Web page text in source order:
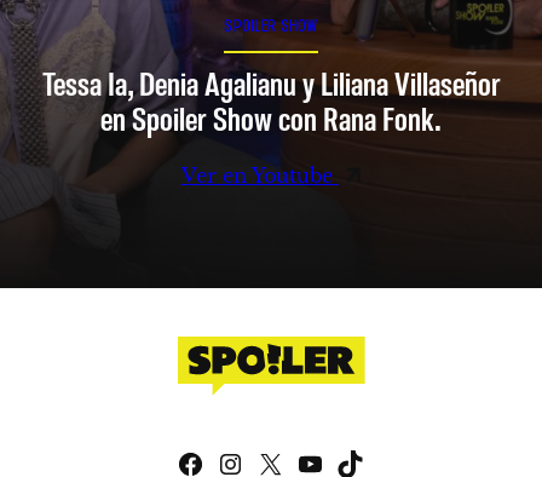
SPOILER SHOW
Tessa Ia, Denia Agalianu y Liliana Villaseñor
en Spoiler Show con Rana Fonk.
Ver en Youtube
Facebook
Instagram
X YouTube